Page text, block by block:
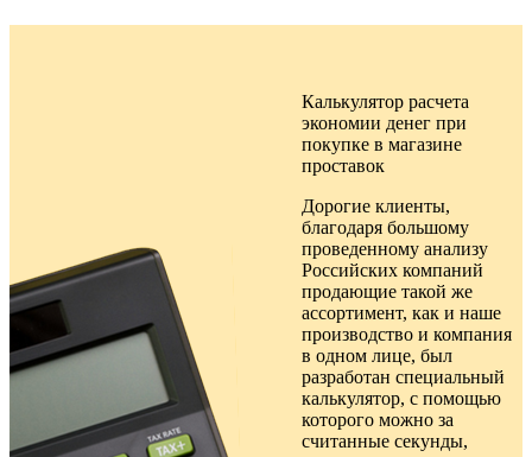
Калькулятор расчета
экономии денег при
покупке в магазине
проставок
Дорогие клиенты,
благодаря большому
проведенному анализу
Российских компаний
продающие такой же
ассортимент, как и наше
производство и компания
в одном лице, был
разработан специальный
калькулятор, с помощью
которого можно за
считанные секунды,